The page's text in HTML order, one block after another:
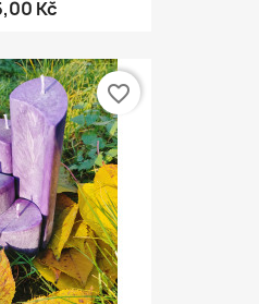
Kč
favorite_border